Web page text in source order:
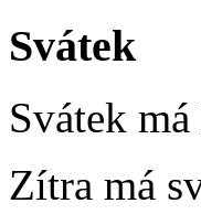
Svátek
Svátek má
Zítra má